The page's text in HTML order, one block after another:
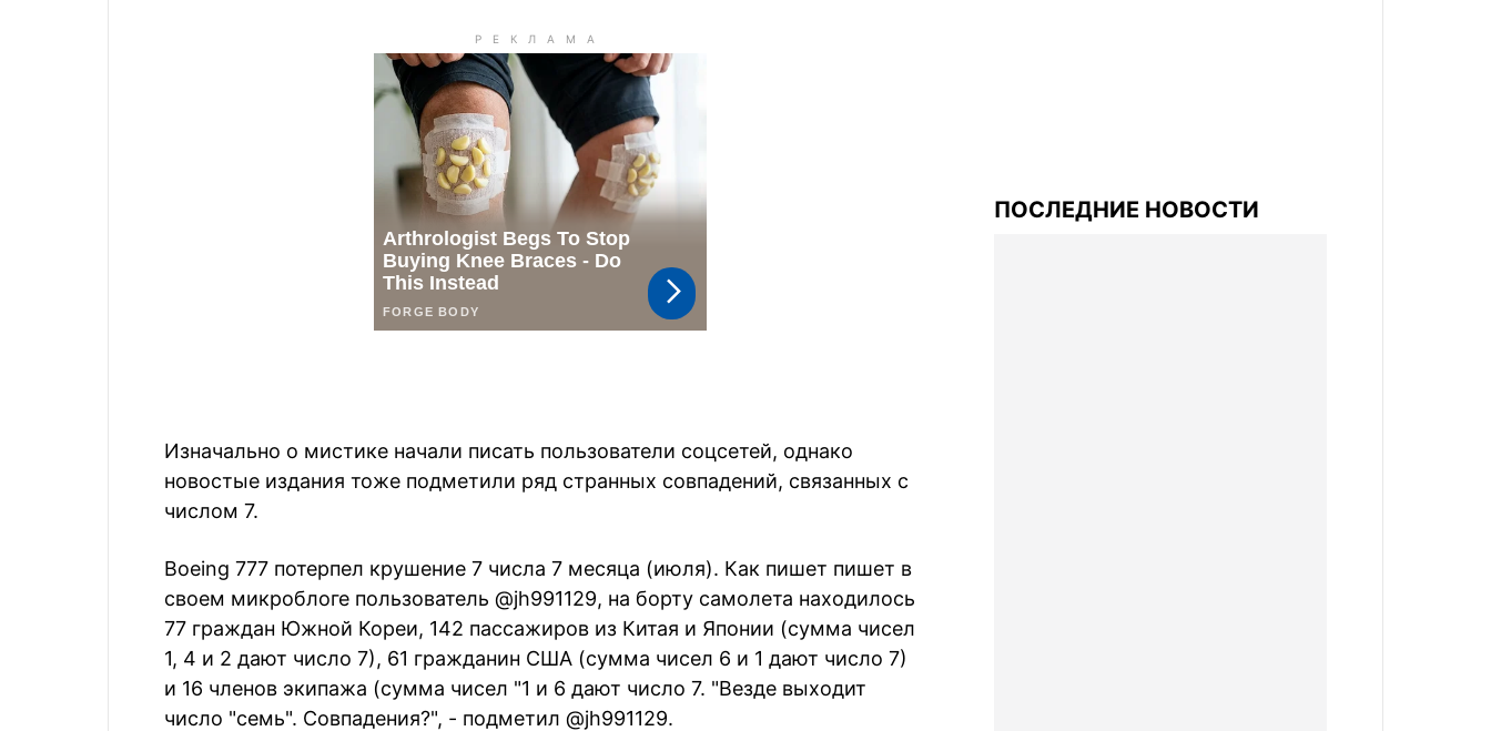
Изначально о мистике начали писать пользователи соцсетей, однако
новостые издания тоже подметили ряд странных совпадений, связанных с
числом 7.
Boeing 777 потерпел крушение 7 числа 7 месяца (июля). Как пишет пишет в
своем микроблоге пользователь @jh991129, на борту самолета находилось
77 граждан Южной Кореи, 142 пассажиров из Китая и Японии (сумма чисел
1, 4 и 2 дают число 7), 61 гражданин США (сумма чисел 6 и 1 дают число 7)
и 16 членов экипажа (сумма чисел "1 и 6 дают число 7. "Везде выходит
число "семь". Совпадения?", - подметил @jh991129.
ПОСЛЕДНИЕ НОВОСТИ